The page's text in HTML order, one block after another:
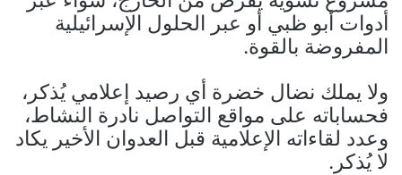
أدوات أبو ظبي أو عبر الحلول الإسرائيلية
المفروضة بالقوة.
ولا يملك نضال خضرة أي رصيد إعلامي يُذكر،
فحساباته على مواقع التواصل نادرة النشاط،
وعدد لقاءاته الإعلامية قبل العدوان الأخير يكاد
لا يُذكر.